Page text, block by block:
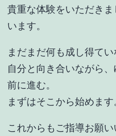
貴重な体験をいただき
います。
まだまだ何も成し得てい
自分と向き合いながら
前に進む。
まずはそこから始めます
これからもご指導お願い